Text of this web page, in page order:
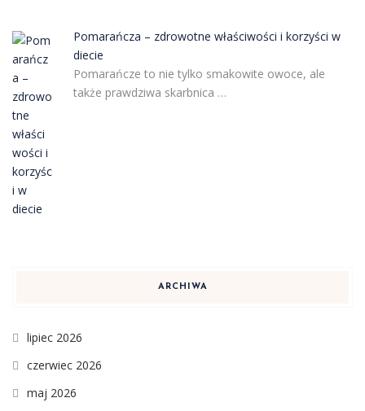
Pomarańcza – zdrowotne właściwości i korzyści w
diecie
Pomarańcze to nie tylko smakowite owoce, ale
także prawdziwa skarbnica …
ARCHIWA
lipiec 2026
czerwiec 2026
maj 2026